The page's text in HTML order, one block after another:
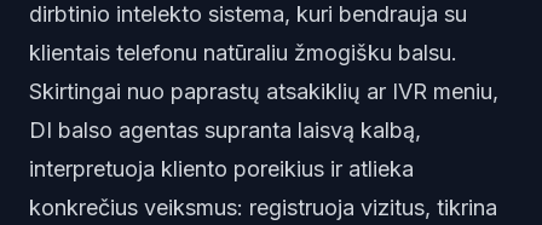
dirbtinio intelekto sistema, kuri bendrauja su
klientais telefonu natūraliu žmogišku balsu.
Skirtingai nuo paprastų atsakiklių ar IVR meniu,
DI balso agentas supranta laisvą kalbą,
interpretuoja kliento poreikius ir atlieka
konkrečius veiksmus: registruoja vizitus, tikrina